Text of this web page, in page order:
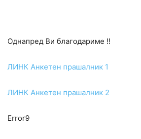
Однапред Ви благодариме !!
ЛИНК Анкетен прашалник 1
ЛИНК Анкетен прашалник 2
Error9